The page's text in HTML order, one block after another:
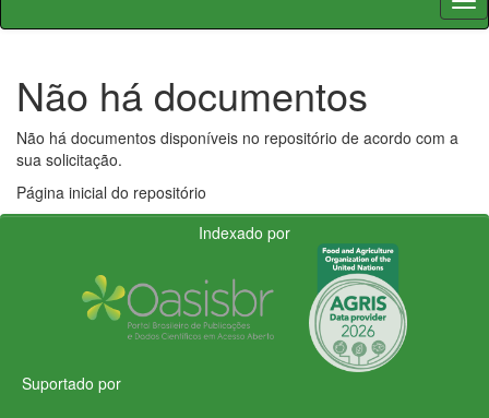
Não há documentos
Não há documentos disponíveis no repositório de acordo com a
sua solicitação.
Página inicial do repositório
Indexado por
Suportado por